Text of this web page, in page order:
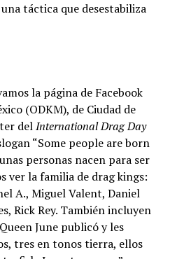
táctica que desestabiliza
la página de Facebook
(ODKM), de Ciudad de
delInternational Drag Day
“Some people are born
personas nacen para ser
ver la familia de drag kings:
A., Miguel Valent, Daniel
Rick Rey. También incluyen
June publicó y les
tres en tonos tierra, ellos